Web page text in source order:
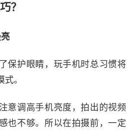
？
保护眼睛，玩手机时总习惯将
。
意调高手机亮度，拍出的视频
也不够。所以在拍摄前，一定